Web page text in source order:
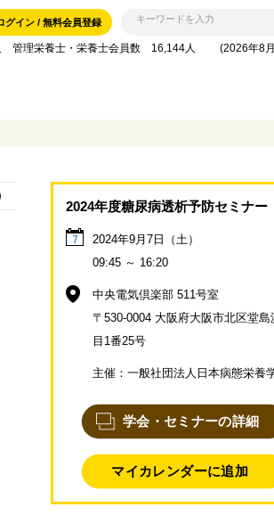
グイン / 無料会員登録
管理栄養士・栄養士会員数 16,144人 (2026年8月
2024年度糖尿病透析予防セミナー
7
2024年9月7日（土）
09:45 ～ 16:20
中央電気倶楽部 511号室
〒530-0004 大阪府大阪市北区堂島
目1番25号
主催：一般社団法人日本病態栄養
学会・セミナーの詳細
マイカレンダーに追加